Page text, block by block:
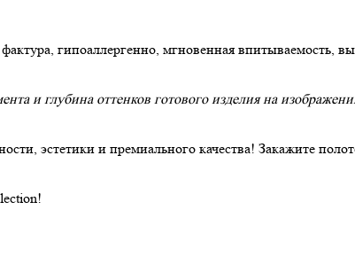
гипоаллергенно, мгновенная впитываемость,
и глубина оттенков готового изделия на
эстетики и премиального качества! Закажите